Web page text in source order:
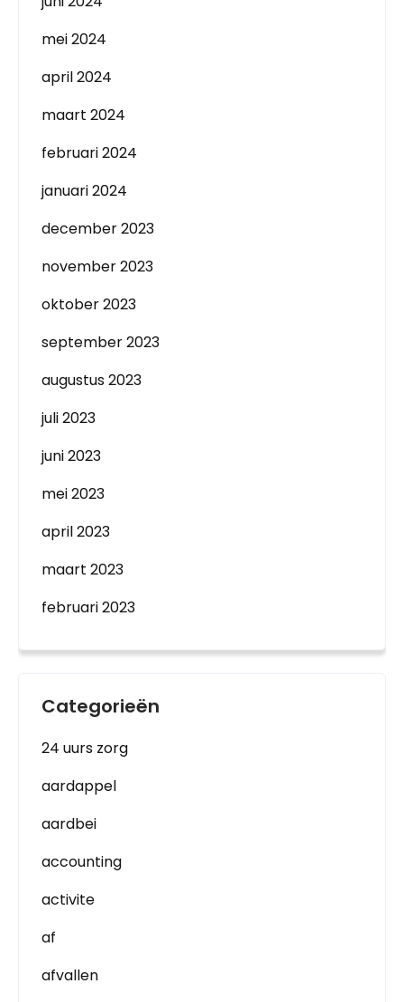
mei 2024
april 2024
maart 2024
februari 2024
januari 2024
december 2023
november 2023
oktober 2023
september 2023
augustus 2023
juli 2023
juni 2023
mei 2023
april 2023
maart 2023
februari 2023
Categorieën
24 uurs zorg
aardappel
aardbei
accounting
activite
af
afvallen